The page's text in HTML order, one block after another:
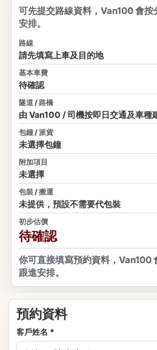
可先提交路線資料，Van100 會按
安排。
路線
請先填寫上車及目的地
基本車費
待確認
隧道 / 路橋
由 Van100 / 司機按即日交通及車種
包鐘 / 派貨
未選擇包鐘
附加項目
未選擇
包裝 / 搬運
未提供，預設不需要代包裝
初步估價
待確認
你可直接填寫預約資料，Van100
跟進安排。
預約資料
客戶姓名 *